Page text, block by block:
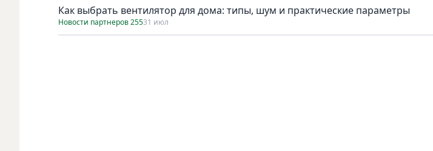
Как выбрать вентилятор для дома: типы, шум и практические параметры
Новости партнеров 25531 июл